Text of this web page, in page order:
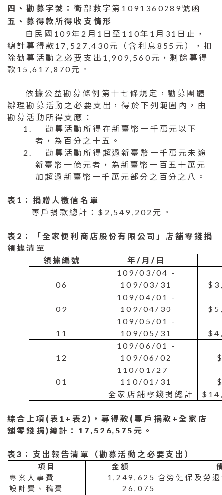
四、勸募字號：衛部救字第1091360289號函
五、募得款所得收支情形
自民國109年2月1日至110年1月31日止，
總計募得款17,527,430元（含利息855元），扣
除勸募活動之必要支出1,909,560元，剩餘募得
款15,617,870元。
依據公益勸募條例第十七條規定，勸募團體
辦理勸募活動之必要支出，得於下列範圍內，由
勸募活動所得支應：
1.
勸募活動所得在新臺幣一千萬元以下
者，為百分之十五。
2.
勸募活動所得超過新臺幣一千萬元未逾
新臺幣一億元者，為新臺幣一百五十萬元
加超過新臺幣一千萬元部分之百分之八。
表 1 ：捐贈人徵信名單
專戶捐款總計：$2,549,202元。
表 2 ：「全家便利商店股份有限公司」店舖零錢捐
領據清單
領據編號
年/ 月 / 日
06
109/03/04 -
109/03/31
09
109/04/01 -
109/04/30
11
109/05/01 -
109/05/31
12
109/06/01 -
109/06/02
01
110/01/27 -
110/01/31
全家店舖零錢捐總計
綜合上項 (表 1+ 表 2) ，募得款 (專戶捐款 +全家店
舖零錢捐)總計： 17,526,575 元 。
表3 ：支出報告清單（勸募活動之必要支出）
項目 金額
專案人事費
1,249,625 含勞健保及勞
設計費、稿費
26,075